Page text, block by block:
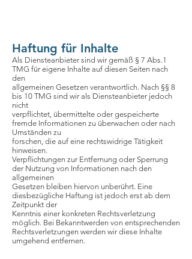
Haftung für Inhalte
Als Diensteanbieter sind wir gemäß § 7 Abs.1
TMG für eigene Inhalte auf diesen Seiten nach
den
allgemeinen Gesetzen verantwortlich. Nach §§ 8
bis 10 TMG sind wir als Diensteanbieter jedoch
nicht
verpflichtet, übermittelte oder gespeicherte
fremde Informationen zu überwachen oder nach
Umständen zu
forschen, die auf eine rechtswidrige Tätigkeit
hinweisen.
Verpflichtungen zur Entfernung oder Sperrung
der Nutzung von Informationen nach den
allgemeinen
Gesetzen bleiben hiervon unberührt. Eine
diesbezügliche Haftung ist jedoch erst ab dem
Zeitpunkt der
Kenntnis einer konkreten Rechtsverletzung
möglich. Bei Bekanntwerden von entsprechenden
Rechtsverletzungen werden wir diese Inhalte
umgehend entfernen.